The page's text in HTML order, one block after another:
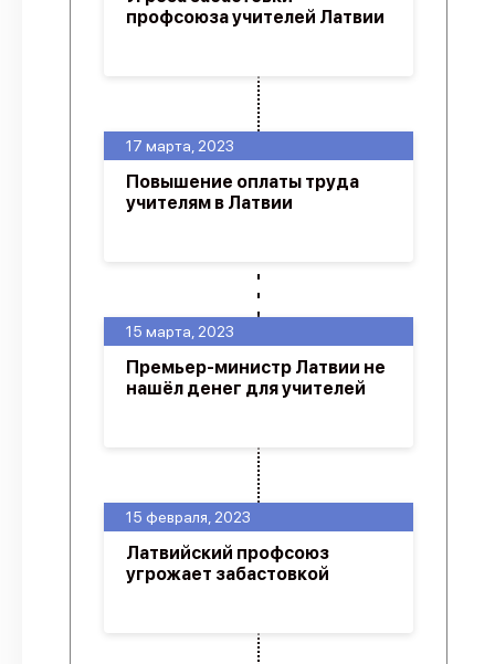
15 февраля, 2023
Латвийский профсоюз
угрожает забастовкой
15 марта, 2023
Премьер-министр Латвии не
нашёл денег для учителей
17 марта, 2023
Повышение оплаты труда
учителям в Латвии
профсоюза учителей Латвии